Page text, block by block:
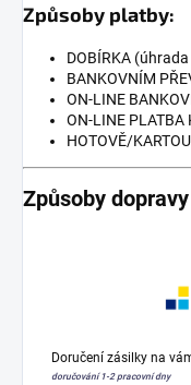
Způsoby platby:
DOBÍRKA
BANKOVNÍM
ON-LINE
ON-LINE PLATBA
HOTOVĚ/
Způsoby
Doručení zásilky na
doručování 1-2 pracovní dny